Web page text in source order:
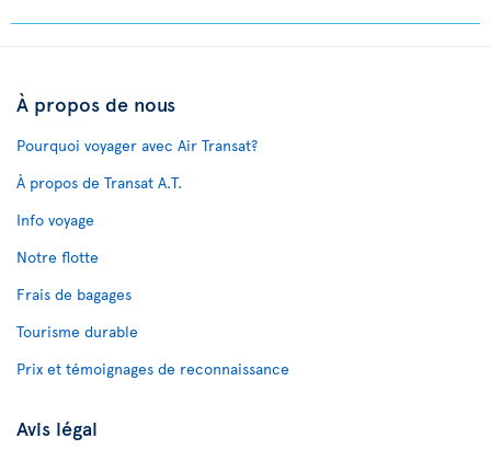
À propos de nous
Pourquoi voyager avec Air Transat?
À propos de Transat A.T.
Info voyage
Notre flotte
Frais de bagages
Tourisme durable
Prix et témoignages de reconnaissance
Avis légal